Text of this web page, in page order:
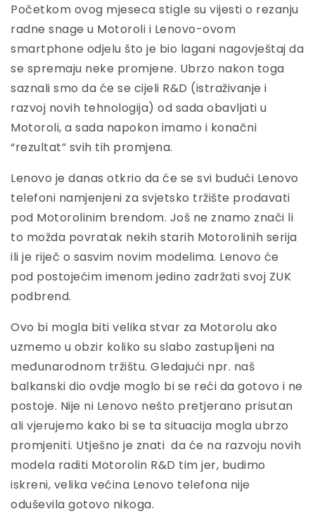
Početkom ovog mjeseca stigle su vijesti o rezanju
radne snage u Motoroli i Lenovo-ovom
smartphone odjelu što je bio lagani nagovještaj da
se spremaju neke promjene. Ubrzo nakon toga
saznali smo da će se cijeli R&D (istraživanje i
razvoj novih tehnologija) od sada obavljati u
Motoroli, a sada napokon imamo i konačni
“rezultat” svih tih promjena.
Lenovo je danas otkrio da će se svi budući Lenovo
telefoni namjenjeni za svjetsko tržište prodavati
pod Motorolinim brendom. Još ne znamo znači li
to možda povratak nekih starih Motorolinih serija
ili je riječ o sasvim novim modelima. Lenovo će
pod postojećim imenom jedino zadržati svoj ZUK
podbrend.
Ovo bi mogla biti velika stvar za Motorolu ako
uzmemo u obzir koliko su slabo zastupljeni na
međunarodnom tržištu. Gledajući npr. naš
balkanski dio ovdje moglo bi se reći da gotovo i ne
postoje. Nije ni Lenovo nešto pretjerano prisutan
ali vjerujemo kako bi se ta situacija mogla ubrzo
promjeniti. Utješno je znati da će na razvoju novih
modela raditi Motorolin R&D tim jer, budimo
iskreni, velika većina Lenovo telefona nije
oduševila gotovo nikoga.